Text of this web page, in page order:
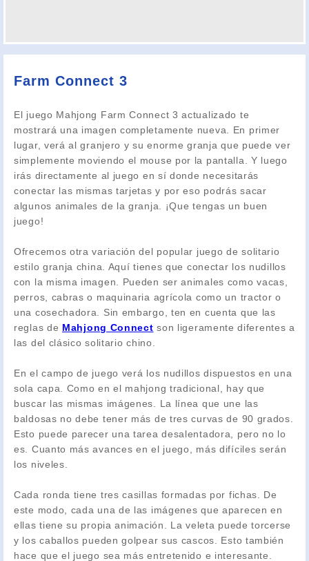
Farm Connect 3
El juego Mahjong Farm Connect 3 actualizado te
mostrará una imagen completamente nueva. En primer
lugar, verá al granjero y su enorme granja que puede ver
simplemente moviendo el mouse por la pantalla. Y luego
irás directamente al juego en sí donde necesitarás
conectar las mismas tarjetas y por eso podrás sacar
algunos animales de la granja. ¡Que tengas un buen
juego!
Ofrecemos otra variación del popular juego de solitario
estilo granja china. Aquí tienes que conectar los nudillos
con la misma imagen. Pueden ser animales como vacas,
perros, cabras o maquinaria agrícola como un tractor o
una cosechadora. Sin embargo, ten en cuenta que las
reglas de Mahjong Connect son ligeramente diferentes a
las del clásico solitario chino.
En el campo de juego verá los nudillos dispuestos en una
sola capa. Como en el mahjong tradicional, hay que
buscar las mismas imágenes. La línea que une las
baldosas no debe tener más de tres curvas de 90 grados.
Esto puede parecer una tarea desalentadora, pero no lo
es. Cuanto más avances en el juego, más difíciles serán
los niveles.
Cada ronda tiene tres casillas formadas por fichas. De
este modo, cada una de las imágenes que aparecen en
ellas tiene su propia animación. La veleta puede torcerse
y los caballos pueden golpear sus cascos. Esto también
hace que el juego sea más entretenido e interesante.